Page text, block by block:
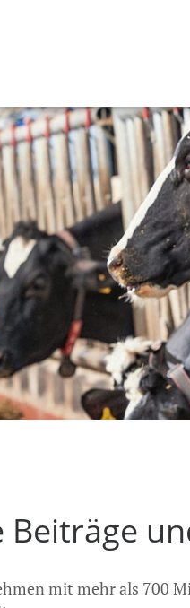
Beiträge
mit mehr als 700